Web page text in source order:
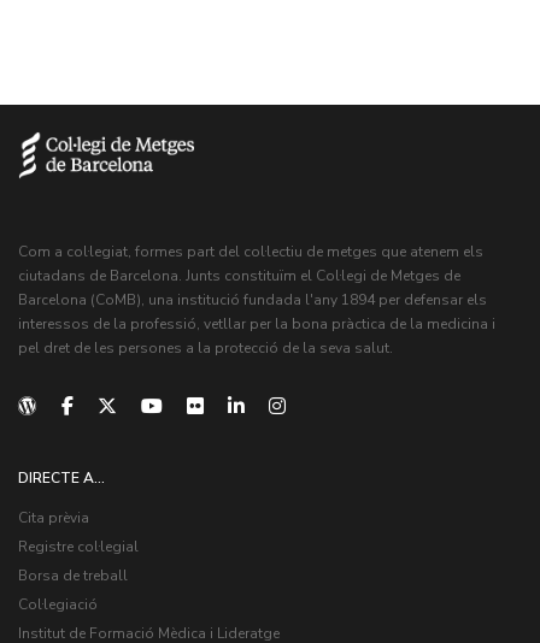
Com a col·legiat, formes part del col·lectiu de metges que atenem els
ciutadans de Barcelona. Junts constituïm el Col·legi de Metges de
Barcelona (CoMB), una institució fundada l'any 1894 per defensar els
interessos de la professió, vetllar per la bona pràctica de la medicina i
pel dret de les persones a la protecció de la seva salut.
DIRECTE A...
Cita prèvia
Registre col·legial
Borsa de treball
Col·legiació
Institut de Formació Mèdica i Lideratge